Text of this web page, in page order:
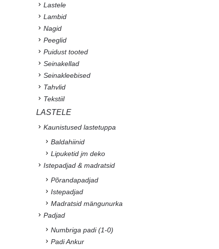
Lastele
Lambid
Nagid
Peeglid
Puidust tooted
Seinakellad
Seinakleebised
Tahvlid
Tekstiil
LASTELE
Kaunistused lastetuppa
Baldahiinid
Lipuketid jm deko
Istepadjad & madratsid
Põrandapadjad
Istepadjad
Madratsid mängunurka
Padjad
Numbriga padi (1-0)
Padi Ankur